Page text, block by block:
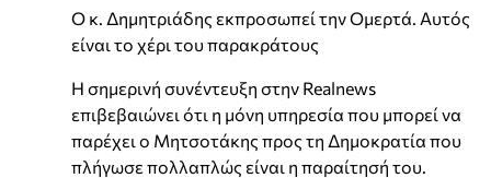
Ο κ. Δημητριάδης εκπροσωπεί την Ομερτά. Αυτός
είναι το χέρι του παρακράτους
Η σημερινή συνέντευξη στην Realnews
επιβεβαιώνει ότι η μόνη υπηρεσία που μπορεί να
παρέχει ο Μητσοτάκης προς τη Δημοκρατία που
πλήγωσε πολλαπλώς είναι η παραίτησή του.